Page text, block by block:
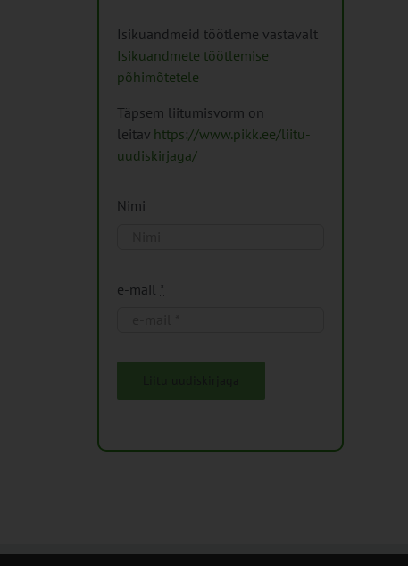
Isikuandmeid töötleme vastavalt
Isikuandmete töötlemise
põhimõtetele
Täpsem liitumisvorm on
leitav https://www.pikk.ee/liitu-
uudiskirjaga/
Nimi
e-mail *